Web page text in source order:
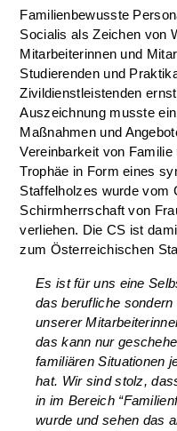
Familienbewusste
Socialis als Zeichen von
Mitarbeiterinnen und
Studierenden und
Zivildienstleistenden
Auszeichnung musste
Maßnahmen und
Vereinbarkeit von
Trophäe in Form eines
Staffelholzes wurde vom
Schirmherrschaft von
verliehen. Die CS ist
zum Österreichischen
Es ist für uns eine
das berufliche
unserer
das kann nur
familiären Situationen
hat. Wir sind stolz,
in im Bereich
wurde und sehen das